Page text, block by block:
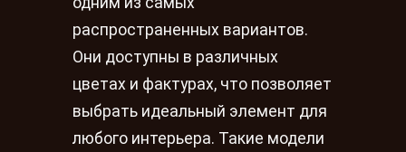
распространенных вариантов.
Они доступны в различных
цветах и фактурах, что позволяет
выбрать идеальный элемент для
любого интерьера. Такие модели